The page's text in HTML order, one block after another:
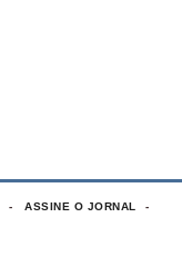
ASSINE O JORNAL